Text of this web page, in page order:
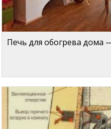
Печь для обогрева дома